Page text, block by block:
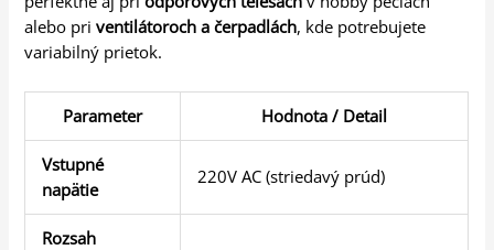
alebo priventilátoroch a čerpadlách, kde potrebujete
variabilný prietok.
Parameter Hodnota / Detail
Vstupné
napätie
220V AC (striedavý prúd)
Rozsah